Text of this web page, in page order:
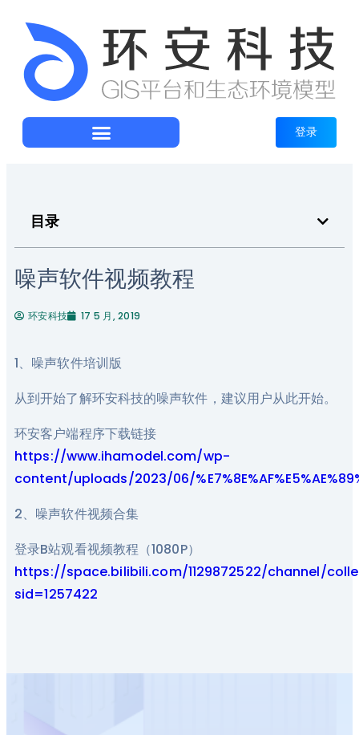
登录
目录
噪声软件视频教程
环安科技 17 5 月, 2019
1、噪声软件培训版
从到开始了解环安科技的噪声软件，建议用户从此开始。
环安客户端程序下载链接
https://www.ihamodel.com/wp-
content/uploads/2023/06/
2、噪声软件视频合集
登录B站观看视频教程（1080P）
https://space.bilibili.com/1129872522/channel/
sid=1257422